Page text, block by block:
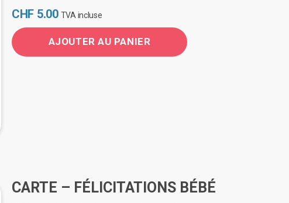
CHF 5.00 TVA incluse
AJOUTER AU PANIER
CARTE – FÉLICITATIONS BÉBÉ